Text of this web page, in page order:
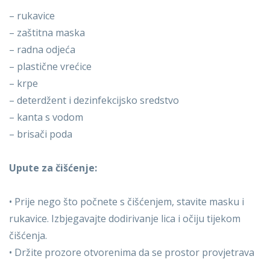
– rukavice
– zaštitna maska
– radna odjeća
– plastične vrećice
– krpe
– deterdžent i dezinfekcijsko sredstvo
– kanta s vodom
– brisači poda
Upute za čišćenje:
• Prije nego što počnete s čišćenjem, stavite masku i
rukavice. Izbjegavajte dodirivanje lica i očiju tijekom
čišćenja.
• Držite prozore otvorenima da se prostor provjetrava